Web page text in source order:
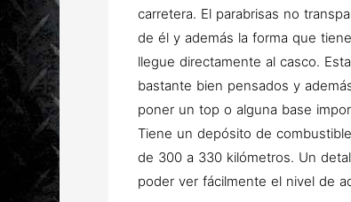
carretera. El parabrisas no
de él y además la forma que
llegue directamente al casco.
bastante bien pensados y
poner un top o alguna base
Tiene un depósito de
de 300 a 330 kilómetros. Un
poder ver fácilmente el nivel de